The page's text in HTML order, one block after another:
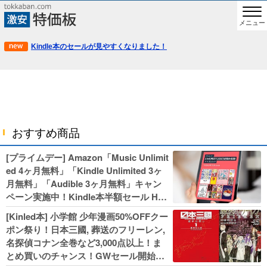
メニュー
Kindle本のセールが見やすくなりました！
おすすめ商品
[プライムデー] Amazon「Music Unlimit
ed 4ヶ月無料」「Kindle Unlimited 3ヶ
月無料」「Audible 3ヶ月無料」キャン
ペーン実施中！Kindle本半額セール HU
NTER×HUNTERなど集英社、無職転生,
幼女戦記などKADOKAWA、キャプテン
翼100円セールも！
[Kinled本] 小学館 少年漫画50%OFFクー
ポン祭り！日本三國, 葬送のフリーレン,
名探偵コナン全巻など3,000点以上！ま
とめ買いのチャンス！GWセール開始！